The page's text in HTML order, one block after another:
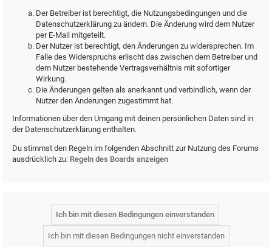
Der Betreiber ist berechtigt, die Nutzungsbedingungen und die
Datenschutzerklärung zu ändern. Die Änderung wird dem Nutzer
per E-Mail mitgeteilt.
Der Nutzer ist berechtigt, den Änderungen zu widersprechen. Im
Falle des Widerspruchs erlischt das zwischen dem Betreiber und
dem Nutzer bestehende Vertragsverhältnis mit sofortiger
Wirkung.
Die Änderungen gelten als anerkannt und verbindlich, wenn der
Nutzer den Änderungen zugestimmt hat.
Informationen über den Umgang mit deinen persönlichen Daten sind in
der Datenschutzerklärung enthalten.
Du stimmst den Regeln im folgenden Abschnitt zur Nutzung des Forums
ausdrücklich zu: Regeln des Boards anzeigen